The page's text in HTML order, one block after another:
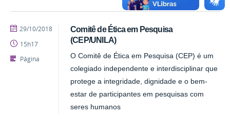
Comitê de Ética em Pesquisa
(CEP/UNILA)
O Comitê de Ética em Pesquisa (CEP) é um
colegiado independente e interdisciplinar que
protege a integridade, dignidade e o bem-
estar de participantes em pesquisas com
seres humanos
publicado
29/10/2018
15h17
Página